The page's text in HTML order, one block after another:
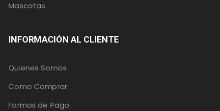
Mascotas
INFORMACIÓN AL CLIENTE
Quienes Somos
Como Comprar
Formas de Pago